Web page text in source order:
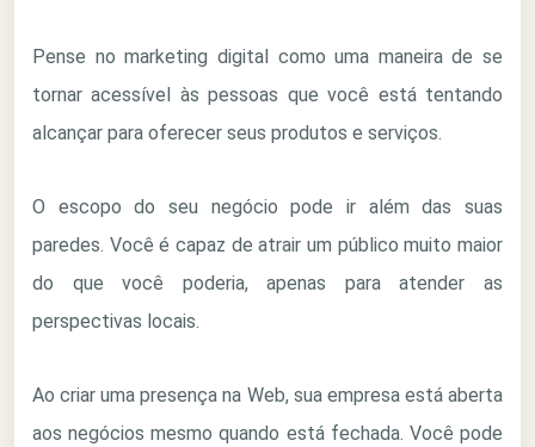
Pense no marketing digital como uma maneira de se
tornar acessível às pessoas que você está tentando
alcançar para oferecer seus produtos e serviços.
O escopo do seu negócio pode ir além das suas
paredes. Você é capaz de atrair um público muito maior
do que você poderia, apenas para atender as
perspectivas locais.
Ao criar uma presença na Web, sua empresa está aberta
aos negócios mesmo quando está fechada. Você pode